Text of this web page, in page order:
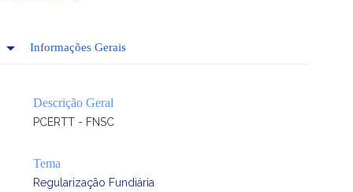
Informações Gerais
Descrição Geral
PCERTT - FNSC
Tema
Regularização Fundiária